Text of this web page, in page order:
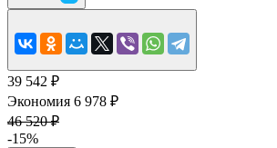
39 542 ₽
Экономия 6 978 ₽
46 520 ₽
-15%